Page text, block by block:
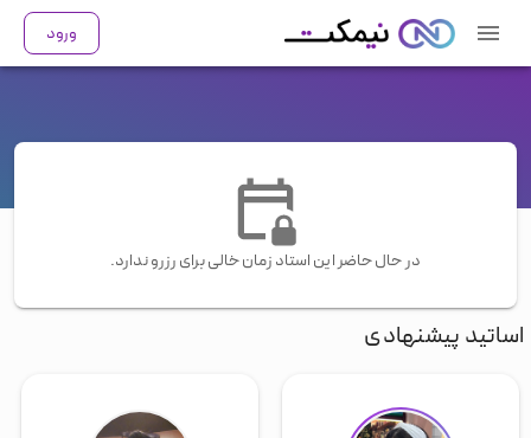
ورود
در حال حاضر این استاد زمان خالی برای رزرو ندارد.
اساتید پیشنهادی